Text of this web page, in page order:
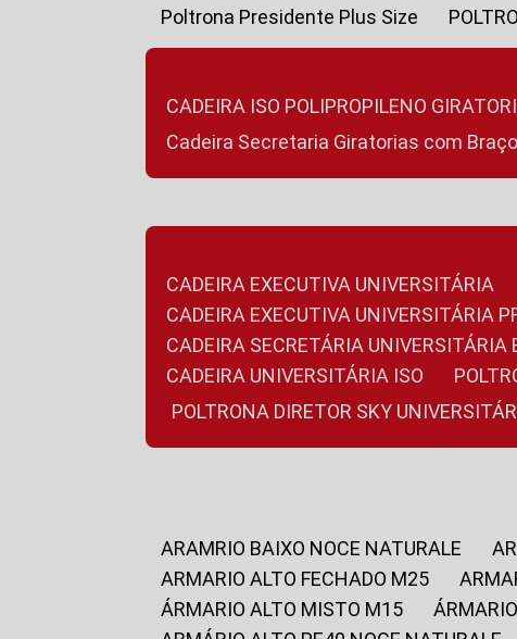
Poltrona Presidente Plus Size
CADEIRA ISO POLIPROPILENO
Cadeira Secretaria Giratorias com Braço
CADEIRA EXECUTIVA UNIVERSITÁRIA
CADEIRA EXECUTIVA UNIVERSITÁRIA
CADEIRA SECRETÁRIA UNIVERSITÁRIA
CADEIRA UNIVERSITÁRIA ISO
POLTRONA DIRETOR SKY
ARAMRIO BAIXO NOCE NATURALE
ARMARIO ALTO FECHADO M25
ÁRMARIO ALTO MISTO M15